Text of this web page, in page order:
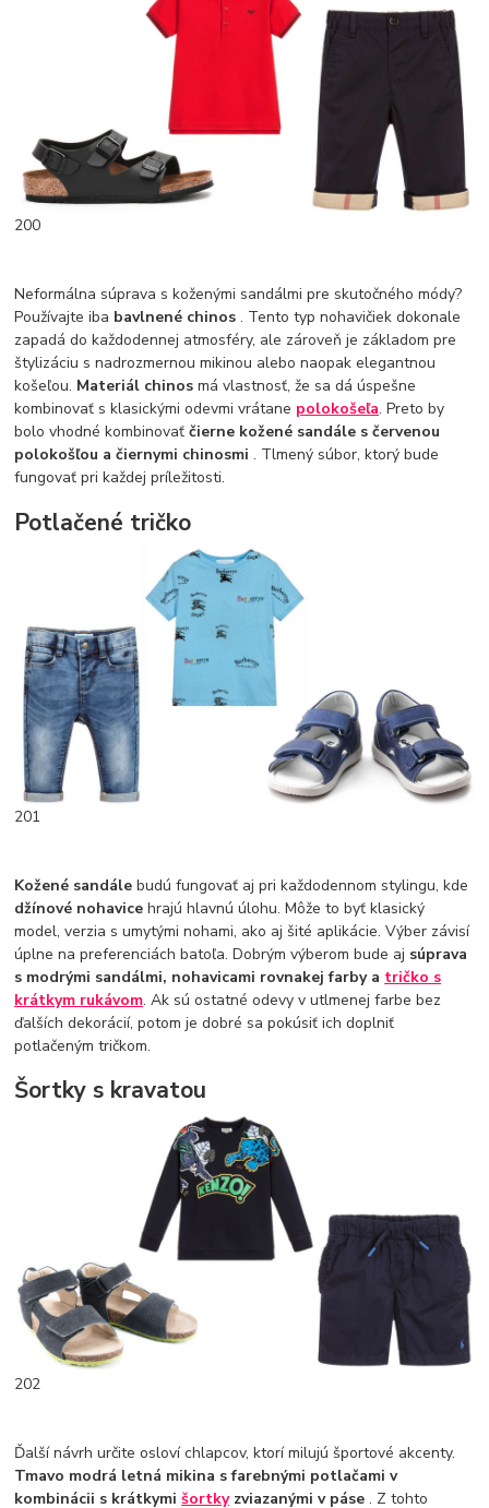
200
Neformálna súprava s koženými sandálmi pre skutočného módy?
Používajte iba bavlnené chinos. Tento typ nohavičiek dokonale
zapadá do každodennej atmosféry, ale zároveň je základom pre
štylizáciu s nadrozmernou mikinou alebo naopak elegantnou
košeľou. Materiál chinosmá vlastnosť, že sa dá úspešne
kombinovať s klasickými odevmi vrátane polokošeľa. Preto by
bolo vhodné kombinovaťčierne kožené sandále s červenou
polokošľou a čiernymi chinosmi. Tlmený súbor, ktorý bude
fungovať pri každej príležitosti.
Potlačené tričko
201
Kožené sandálebudú fungovať aj pri každodennom stylingu, kde
džínové nohavicehrajú hlavnú úlohu. Môže to byť klasický
model, verzia s umytými nohami, ako aj šité aplikácie. Výber závisí
úplne na preferenciách batoľa. Dobrým výberom bude aj súprava
s modrými sandálmi, nohavicami rovnakej farby a tričko s
krátkym rukávom. Ak sú ostatné odevy v utlmenej farbe bez
ďalších dekorácií, potom je dobré sa pokúsiť ich doplniť
potlačeným tričkom.
Šortky s kravatou
202
Ďalší návrh určite osloví chlapcov, ktorí milujú športové akcenty.
Tmavo modrá letná mikina s farebnými potlačami v
kombinácii s krátkymišortkyzviazanými v páse. Z tohto